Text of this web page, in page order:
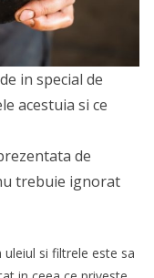
in special de
acestuia si ce
de
trebuie ignorat
si filtrele este sa